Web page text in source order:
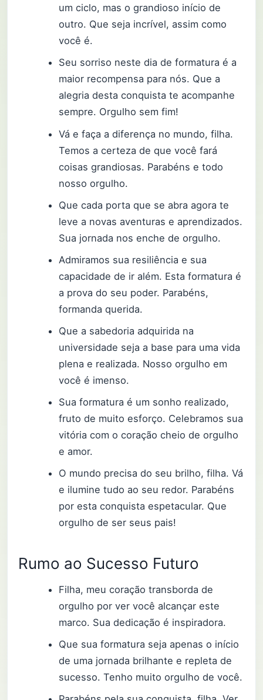
um ciclo, mas o grandioso início de
outro. Que seja incrível, assim como
você é.
Seu sorriso neste dia de formatura é a
maior recompensa para nós. Que a
alegria desta conquista te acompanhe
sempre. Orgulho sem fim!
Vá e faça a diferença no mundo, filha.
Temos a certeza de que você fará
coisas grandiosas. Parabéns e todo
nosso orgulho.
Que cada porta que se abra agora te
leve a novas aventuras e aprendizados.
Sua jornada nos enche de orgulho.
Admiramos sua resiliência e sua
capacidade de ir além. Esta formatura é
a prova do seu poder. Parabéns,
formanda querida.
Que a sabedoria adquirida na
universidade seja a base para uma vida
plena e realizada. Nosso orgulho em
você é imenso.
Sua formatura é um sonho realizado,
fruto de muito esforço. Celebramos sua
vitória com o coração cheio de orgulho
e amor.
O mundo precisa do seu brilho, filha. Vá
e ilumine tudo ao seu redor. Parabéns
por esta conquista espetacular. Que
orgulho de ser seus pais!
Rumo ao Sucesso Futuro
Filha, meu coração transborda de
orgulho por ver você alcançar este
marco. Sua dedicação é inspiradora.
Que sua formatura seja apenas o início
de uma jornada brilhante e repleta de
sucesso. Tenho muito orgulho de você.